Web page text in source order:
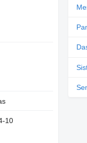
10